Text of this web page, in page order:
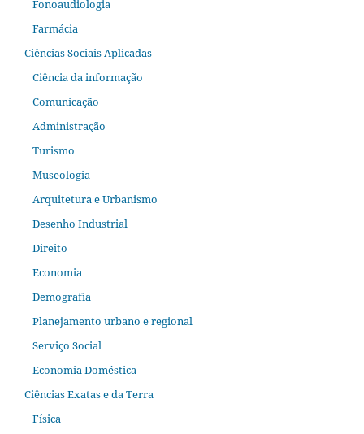
Fonoaudiologia
Farmácia
Ciências Sociais Aplicadas
Ciência da informação
Comunicação
Administração
Turismo
Museologia
Arquitetura e Urbanismo
Desenho Industrial
Direito
Economia
Demografia
Planejamento urbano e regional
Serviço Social
Economia Doméstica
Ciências Exatas e da Terra
Física